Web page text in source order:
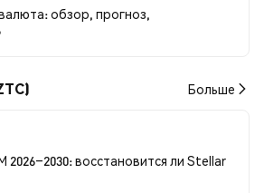
обзор, прогноз,
Больше
2026–2030: восстановится ли Stellar